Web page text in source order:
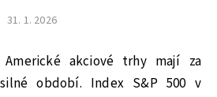
31. 1. 2026
Americké akciové trhy mají za
období. Index S&P 500 v